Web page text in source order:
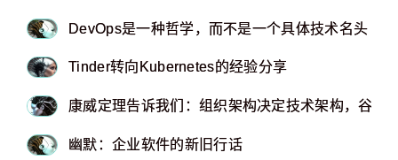
DevOps是一种哲学，而不是一个具体技术名头 -
Tinder转向Kubernetes的经验分享
康威定理告诉我们：组织架构决定技术架构，谷歌
幽默：企业软件的新旧行话